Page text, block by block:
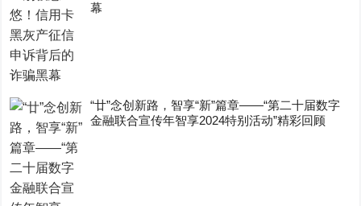
幕
“廿”念创新路，智享“新”篇章——“第二十届数字
金融联合宣传年智享2024特别活动”精彩回顾